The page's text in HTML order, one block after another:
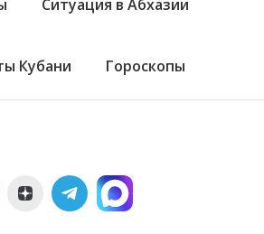
Ситуация в Абхазии
Кубани Гороскопы